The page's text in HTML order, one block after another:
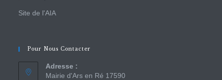
Site de l'AIA
Pour Nous Contacter
Adresse :
Mairie d'Ars en Ré 17590